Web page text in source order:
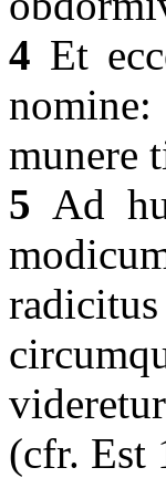
4 Et
munere
5 Ad
(cfr. Est